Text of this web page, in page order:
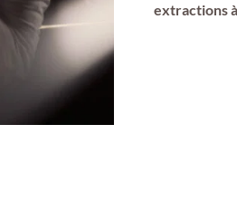
extractions